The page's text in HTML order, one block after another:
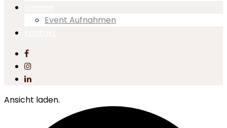
Event Aufnahmen
Ansicht laden.